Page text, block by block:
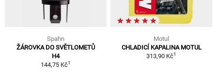
Spahn
ŽÁROVKA DO SVĚTLOMETŮ
H4
144,75 Kč1
Motul
CHLADICÍ KAPALINA MOTUL
313,90 Kč1